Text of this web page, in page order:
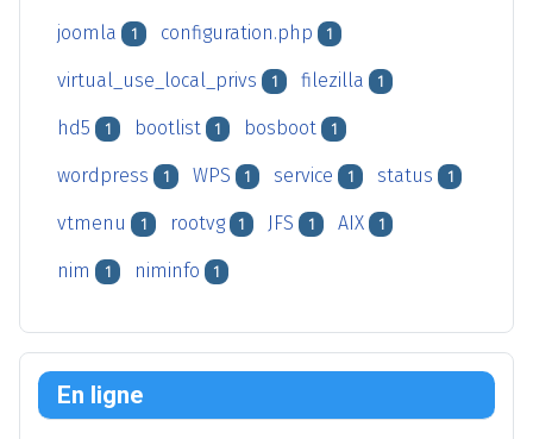
joomla 1 configuration.php 1
virtual_use_local_privs 1 filezilla 1
hd5 1 bootlist 1 bosboot 1
wordpress 1 WPS 1 service 1 status 1
vtmenu 1 rootvg 1 JFS 1 AIX 1
nim 1 niminfo 1
En ligne